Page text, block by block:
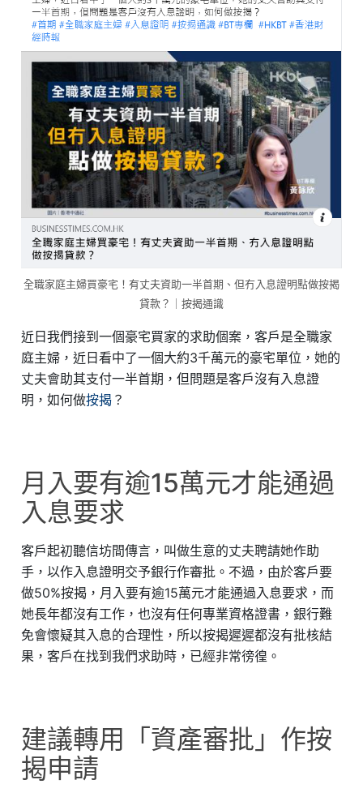
全職家庭主婦買豪宅！有丈夫資助一半首期、但冇入息證明點做按揭
貸款？｜按揭通識
近日我們接到一個豪宅買家的求助個案，客戶是全職家
庭主婦，近日看中了一個大約3千萬元的豪宅單位，她的
丈夫會助其支付一半首期，但問題是客戶沒有入息證
明，如何做按揭 ？
月入要有逾15萬元才能通過
入息要求
客戶起初聽信坊間傳言，叫做生意的丈夫聘請她作助
手，以作入息證明交予銀行作審批。不過，由於客戶要
做50%按揭，月入要有逾15萬元才能通過入息要求，而
她長年都沒有工作，也沒有任何專業資格證書，銀行難
免會懷疑其入息的合理性，所以按揭遲遲都沒有批核結
果，客戶在找到我們求助時，已經非常徬徨。
建議轉用「資產審批」作按
揭申請